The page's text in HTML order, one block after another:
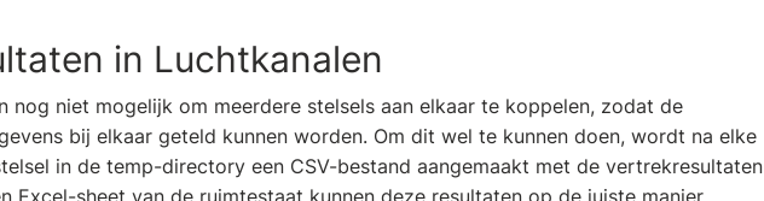
in Luchtkanalen
nog niet mogelijk om meerdere stelsels aan elkaar te koppelen, zodat de
bij elkaar geteld kunnen worden. Om dit wel te kunnen doen, wordt na elke
in de temp-directory een CSV-bestand aangemaakt met de vertrekresultaten
Excel-sheet van de ruimtestaat kunnen deze resultaten op de juiste manier